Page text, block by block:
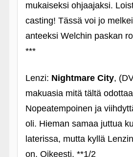
mukaiseksi ohjaajaksi.
casting! Tässä voi jo
anteeksi Welchin paskan
***
Lenzi: Nightmare City,
makuasia mitä tältä
Nopeatempoinen ja
oli. Hieman samaa juttua
laterissa, mutta kyllä
on. Oikeesti. **1/2